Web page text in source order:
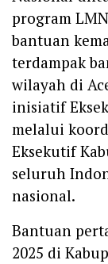
program
bantuan
terdampak
wilayah di
inisiatif
melalui
Eksekutif
seluruh
nasional.
Bantuan
2025 di